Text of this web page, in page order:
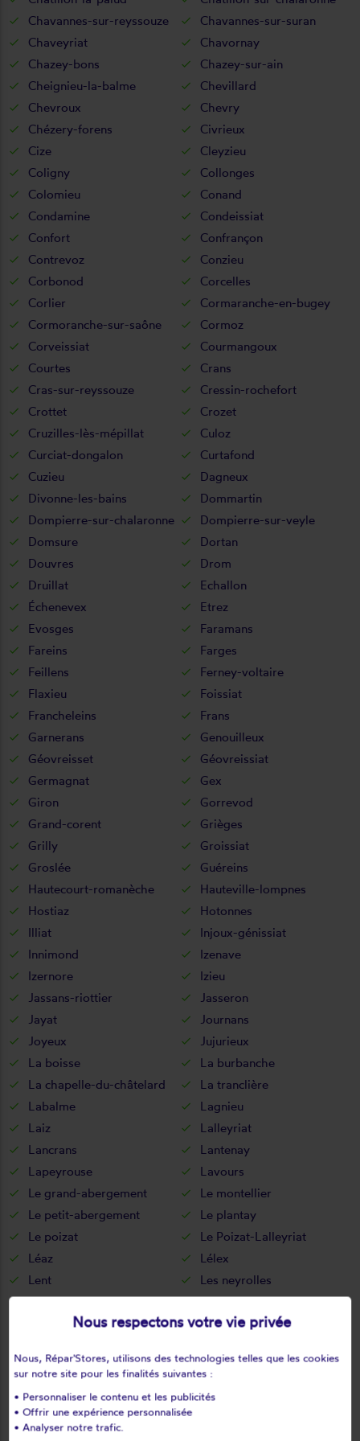
Chavannes-sur-reyssouze
Chavannes-sur-suran
Chaveyriat
Chavornay
Chazey-bons
Chazey-sur-ain
Cheignieu-la-balme
Chevillard
Chevroux
Chevry
Chézery-forens
Civrieux
Cize
Cleyzieu
Coligny
Collonges
Colomieu
Conand
Condamine
Condeissiat
Confort
Confrançon
Contrevoz
Conzieu
Corbonod
Corcelles
Corlier
Cormaranche-en-bugey
Cormoranche-sur-saône
Cormoz
Corveissiat
Courmangoux
Courtes
Crans
Cras-sur-reyssouze
Cressin-rochefort
Crottet
Crozet
Cruzilles-lès-mépillat
Culoz
Curciat-dongalon
Curtafond
Cuzieu
Dagneux
Divonne-les-bains
Dommartin
Dompierre-sur-chalaronne
Dompierre-sur-veyle
Domsure
Dortan
Douvres
Drom
Druillat
Echallon
Échenevex
Etrez
Evosges
Faramans
Fareins
Farges
Feillens
Ferney-voltaire
Flaxieu
Foissiat
Francheleins
Frans
Garnerans
Genouilleux
Géovreisset
Géovreissiat
Germagnat
Gex
Giron
Gorrevod
Grand-corent
Grièges
Grilly
Groissiat
Groslée
Guéreins
Hautecourt-romanèche
Hauteville-lompnes
Hostiaz
Hotonnes
Illiat
Injoux-génissiat
Innimond
Izenave
Izernore
Izieu
Jassans-riottier
Jasseron
Jayat
Journans
Joyeux
Jujurieux
La boisse
La burbanche
La chapelle-du-châtelard
La tranclière
Labalme
Lagnieu
Laiz
Lalleyriat
Lancrans
Lantenay
Lapeyrouse
Lavours
Le grand-abergement
Le montellier
Le petit-abergement
Le plantay
Le poizat
Le Poizat-Lalleyriat
Léaz
Lélex
Lent
Les neyrolles
Lescheroux
Leyment
Leyssard
Lhôpital
Lompnas
Lompnieu
L'abergement-clémenciat
Magnieu
Nous respectons votre vie privée
Nous, Répar'Stores, utilisons des technologies telles que les cookies
sur notre site pour les finalités suivantes :
• Personnaliser le contenu et les publicités
• Offrir une expérience personnalisée
• Analyser notre trafic.